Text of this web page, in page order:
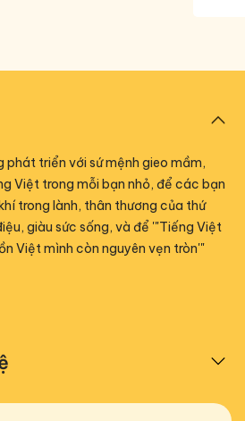
phát triển với sứ mệnh gieo mầm,
Việt trong mỗi bạn nhỏ, để các bạn
trong lành, thân thương của thứ
giàu sức sống, và để '"Tiếng Việt
Việt mình còn nguyên vẹn tròn'"